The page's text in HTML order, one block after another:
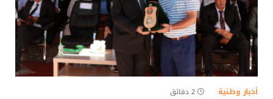
أخبار وطنية 2 دقائق